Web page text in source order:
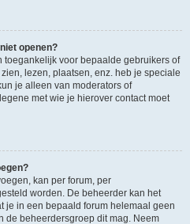
openen?
voor bepaalde gebruikers of
lezen, plaatsen, enz. heb je speciale
je alleen van moderators of
met wie je hierover contact moet
kan per forum, per
worden. De beheerder kan het
je in een bepaald forum helemaal geen
de beheerdersgroep dit mag. Neem